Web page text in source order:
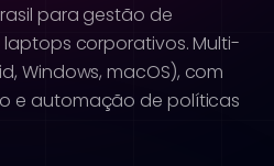
para gestão de
corporativos. Multi-
Windows, macOS), com
e automação de políticas